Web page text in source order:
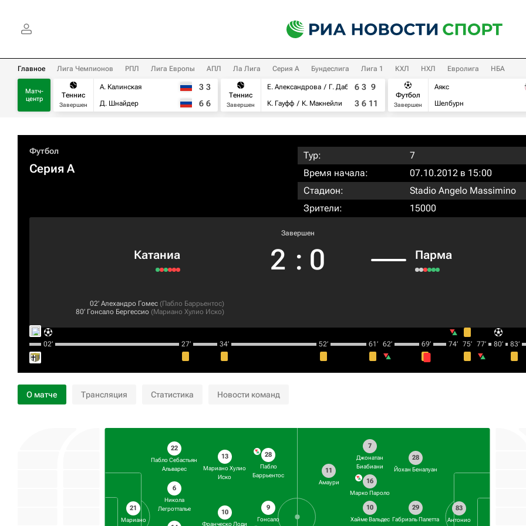
Главное Лига Чемпионов РПЛ Лига Европы АПЛ Ла Лига Серия А Бундеслига Лига 1 КХЛ НХЛ Евролига НБА
Матч-
центр
Теннис
Завершен
А. Калинская
Д. Шнайдер
3 3
6 6
Теннис
Завершен
Е. Александрова
Г. Дабровски
К. Гауфф
К. Макнейли
6 3 9
3 6 11
Футбол
Завершен
Аякс
Шелбурн
Футбол
Серия А
Тур:
7
Время начала:
07.10.2012 в 15:00
Стадион:
Stadio Angelo Massimino
Зрители:
15000
Катаниа
Завершен
2 : 0 Парма
02‎’‎ Алехандро Гомес (Пабло Баррьентос)
80‎’‎ Гонсало Бергессио (Мариано Хулио Иско)
02‎’‎ 27‎’‎ 34‎’‎ 52‎’‎ 61‎’‎ 62‎’‎ 69‎’‎ 74‎’‎ 75‎’‎ 77‎’‎ 80‎’‎ 83‎’‎
О матче Трансляция Статистика Новости команд
21
Мариано
22
Пабло Себастьян
Альварес
6
Никола
Легротталье
13
Мариано Хулио
Иско
10
Франческо Лоди
28
Пабло
Баррьентос
9
Гонсало
83
Антонио
28
Йохан Беналуан
29
Габриэль Палетта
7
Джонатан
Биабиани
16
Марко Пароло
10
Хайме Вальдес
11
Амаури